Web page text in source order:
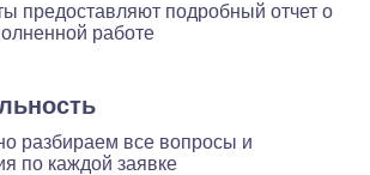
предоставляют подробный отчет о
работе
разбираем все вопросы и
по каждой заявке